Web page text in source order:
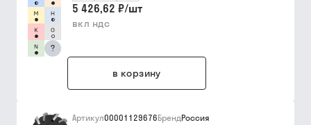
?
5 426,62 ₽/шт
вкл ндс
в корзину
Артикул00001129676БрендРоссия